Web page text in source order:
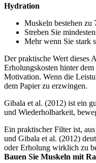
Hydration
Muskeln bestehen zu
Streben Sie
Mehr wenn Sie stark
Der praktische Wert dieses
Erholungskosten hinter
Motivation. Wenn die
dem Papier zu erzwingen.
Gibala et al. (2012) ist ein
und Wiederholbarkeit,
Ein praktischer Filter ist,
und Gibala et al. (2012)
oder Erholung wirklich zu
Bauen Sie Muskeln mit